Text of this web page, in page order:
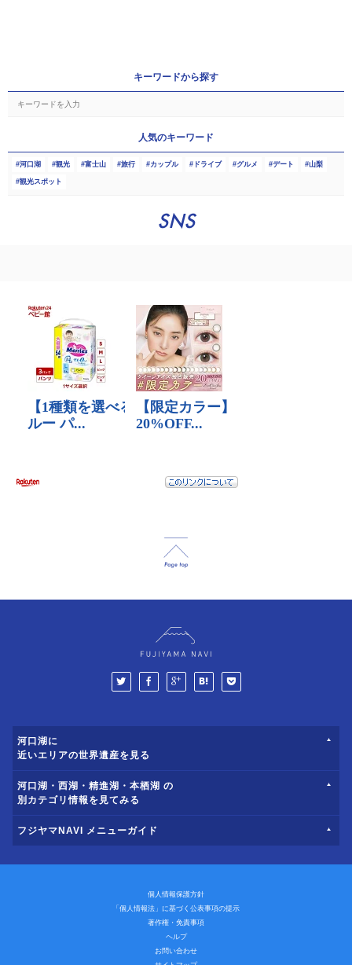
キーワードから探す
人気のキーワード
河口湖 観光 富士山 旅行 カップル ドライブ グルメ デート 山梨
観光スポット
SNS
河口湖に
近いエリアの世界遺産を見る
河口湖・西湖・精進湖・本栖湖 の
別カテゴリ情報を見てみる
フジヤマNAVI メニューガイド
個人情報保護方針
「個人情報法」に基づく公表事項の提示
著作権・免責事項
ヘルプ
お問い合わせ